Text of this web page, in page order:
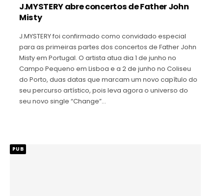
J.MYSTERY abre concertos de Father John
Misty
J.MYSTERY foi confirmado como convidado especial
para as primeiras partes dos concertos de Father John
Misty em Portugal. O artista atua dia 1 de junho no
Campo Pequeno em Lisboa e a 2 de junho no Coliseu
do Porto, duas datas que marcam um novo capítulo do
seu percurso artístico, pois leva agora o universo do
seu novo single “Change”…
PUB